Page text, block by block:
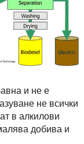
и не е
не всички
в алкилови
добива и